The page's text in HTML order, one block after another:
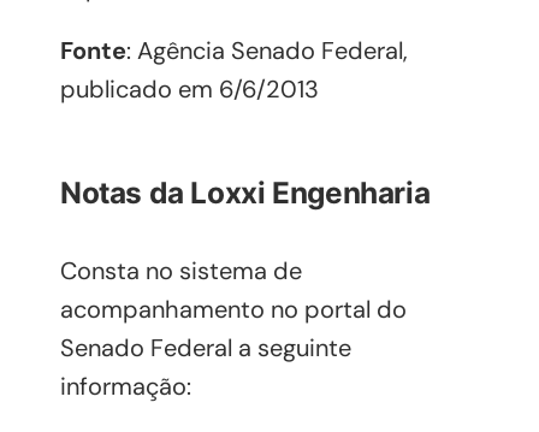
Fonte: Agência Senado Federal,
publicado em 6/6/2013
Notas da Loxxi Engenharia
Consta no sistema de
acompanhamento no portal do
Senado Federal a seguinte
informação: